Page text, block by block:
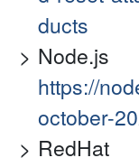
ducts
Node.js
https://
october-
RedHat